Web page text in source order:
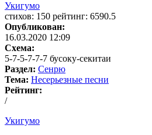
Укигумо
cтихов: 150 рейтинг: 6590.5
Опубликован:
16.03.2020 12:09
Схема:
5-7-5-7-7-7 бусоку-секитаи
Раздел: Сенрю
Тема: Несерьезные песни
Рейтинг:
/
Укигумо